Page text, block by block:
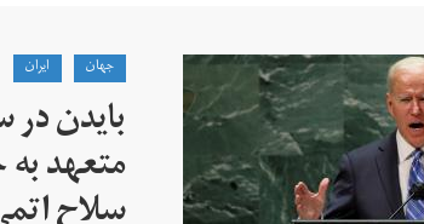
جهان ايران
بایدن
متعهد به